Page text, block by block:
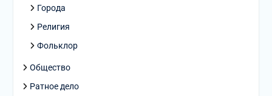
Города
Религия
Фольклор
Общество
Ратное дело